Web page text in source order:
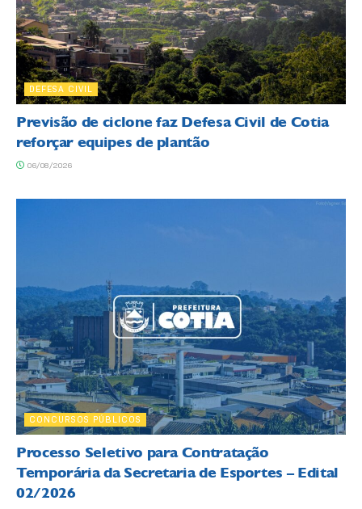
DEFESA CIVIL
Previsão de ciclone faz Defesa Civil de Cotia
reforçar equipes de plantão
06/08/2026
CONCURSOS PÚBLICOS
Processo Seletivo para Contratação
Temporária da Secretaria de Esportes – Edital
02/2026